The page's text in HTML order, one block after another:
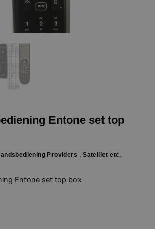
Entone set top
Providers , Satelliet etc.
Entone set top box